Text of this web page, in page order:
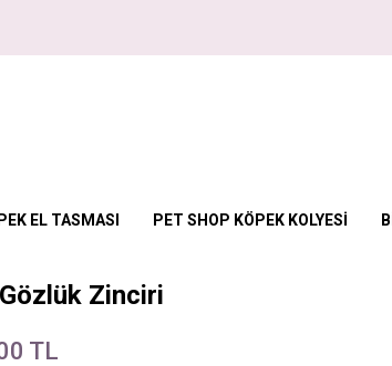
EL TASMASI PET SHOP KÖPEK KOLYESİ
Zinciri
TL